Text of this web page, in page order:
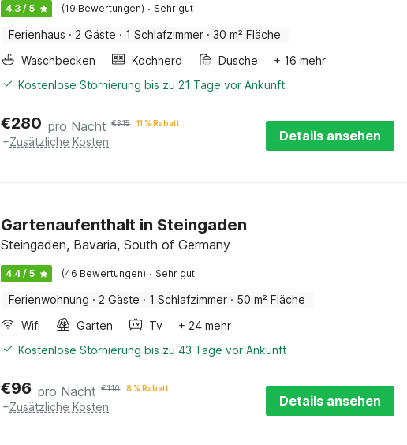
4.3 / 5 (19 Bewertungen) · Sehr gut
Ferienhaus · 2 Gäste · 1 Schlafzimmer · 30 m² Fläche
Waschbecken
Kochherd Dusche
+ 16 mehr
Kostenlose Stornierung bis zu 21 Tage vor Ankunft
€280 pro Nacht €315 11 % Rabatt
+Zusätzliche Kosten Details ansehen
Gartenaufenthalt in Steingaden
Steingaden, Bavaria, South of Germany
4.4 / 5 (46 Bewertungen) · Sehr gut
Ferienwohnung · 2 Gäste · 1 Schlafzimmer · 50 m² Fläche
Wifi
Garten Tv
+ 24 mehr
Kostenlose Stornierung bis zu 43 Tage vor Ankunft
€96 pro Nacht €110 8 % Rabatt
+Zusätzliche Kosten Details ansehen